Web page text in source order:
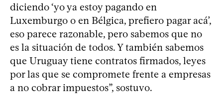
diciendo ‘yo ya estoy pagando en
Luxemburgo o en Bélgica, prefiero pagar acá’,
eso parece razonable, pero sabemos que no
es la situación de todos. Y también sabemos
que Uruguay tiene contratos firmados, leyes
por las que se compromete frente a empresas
a no cobrar impuestos”, sostuvo.